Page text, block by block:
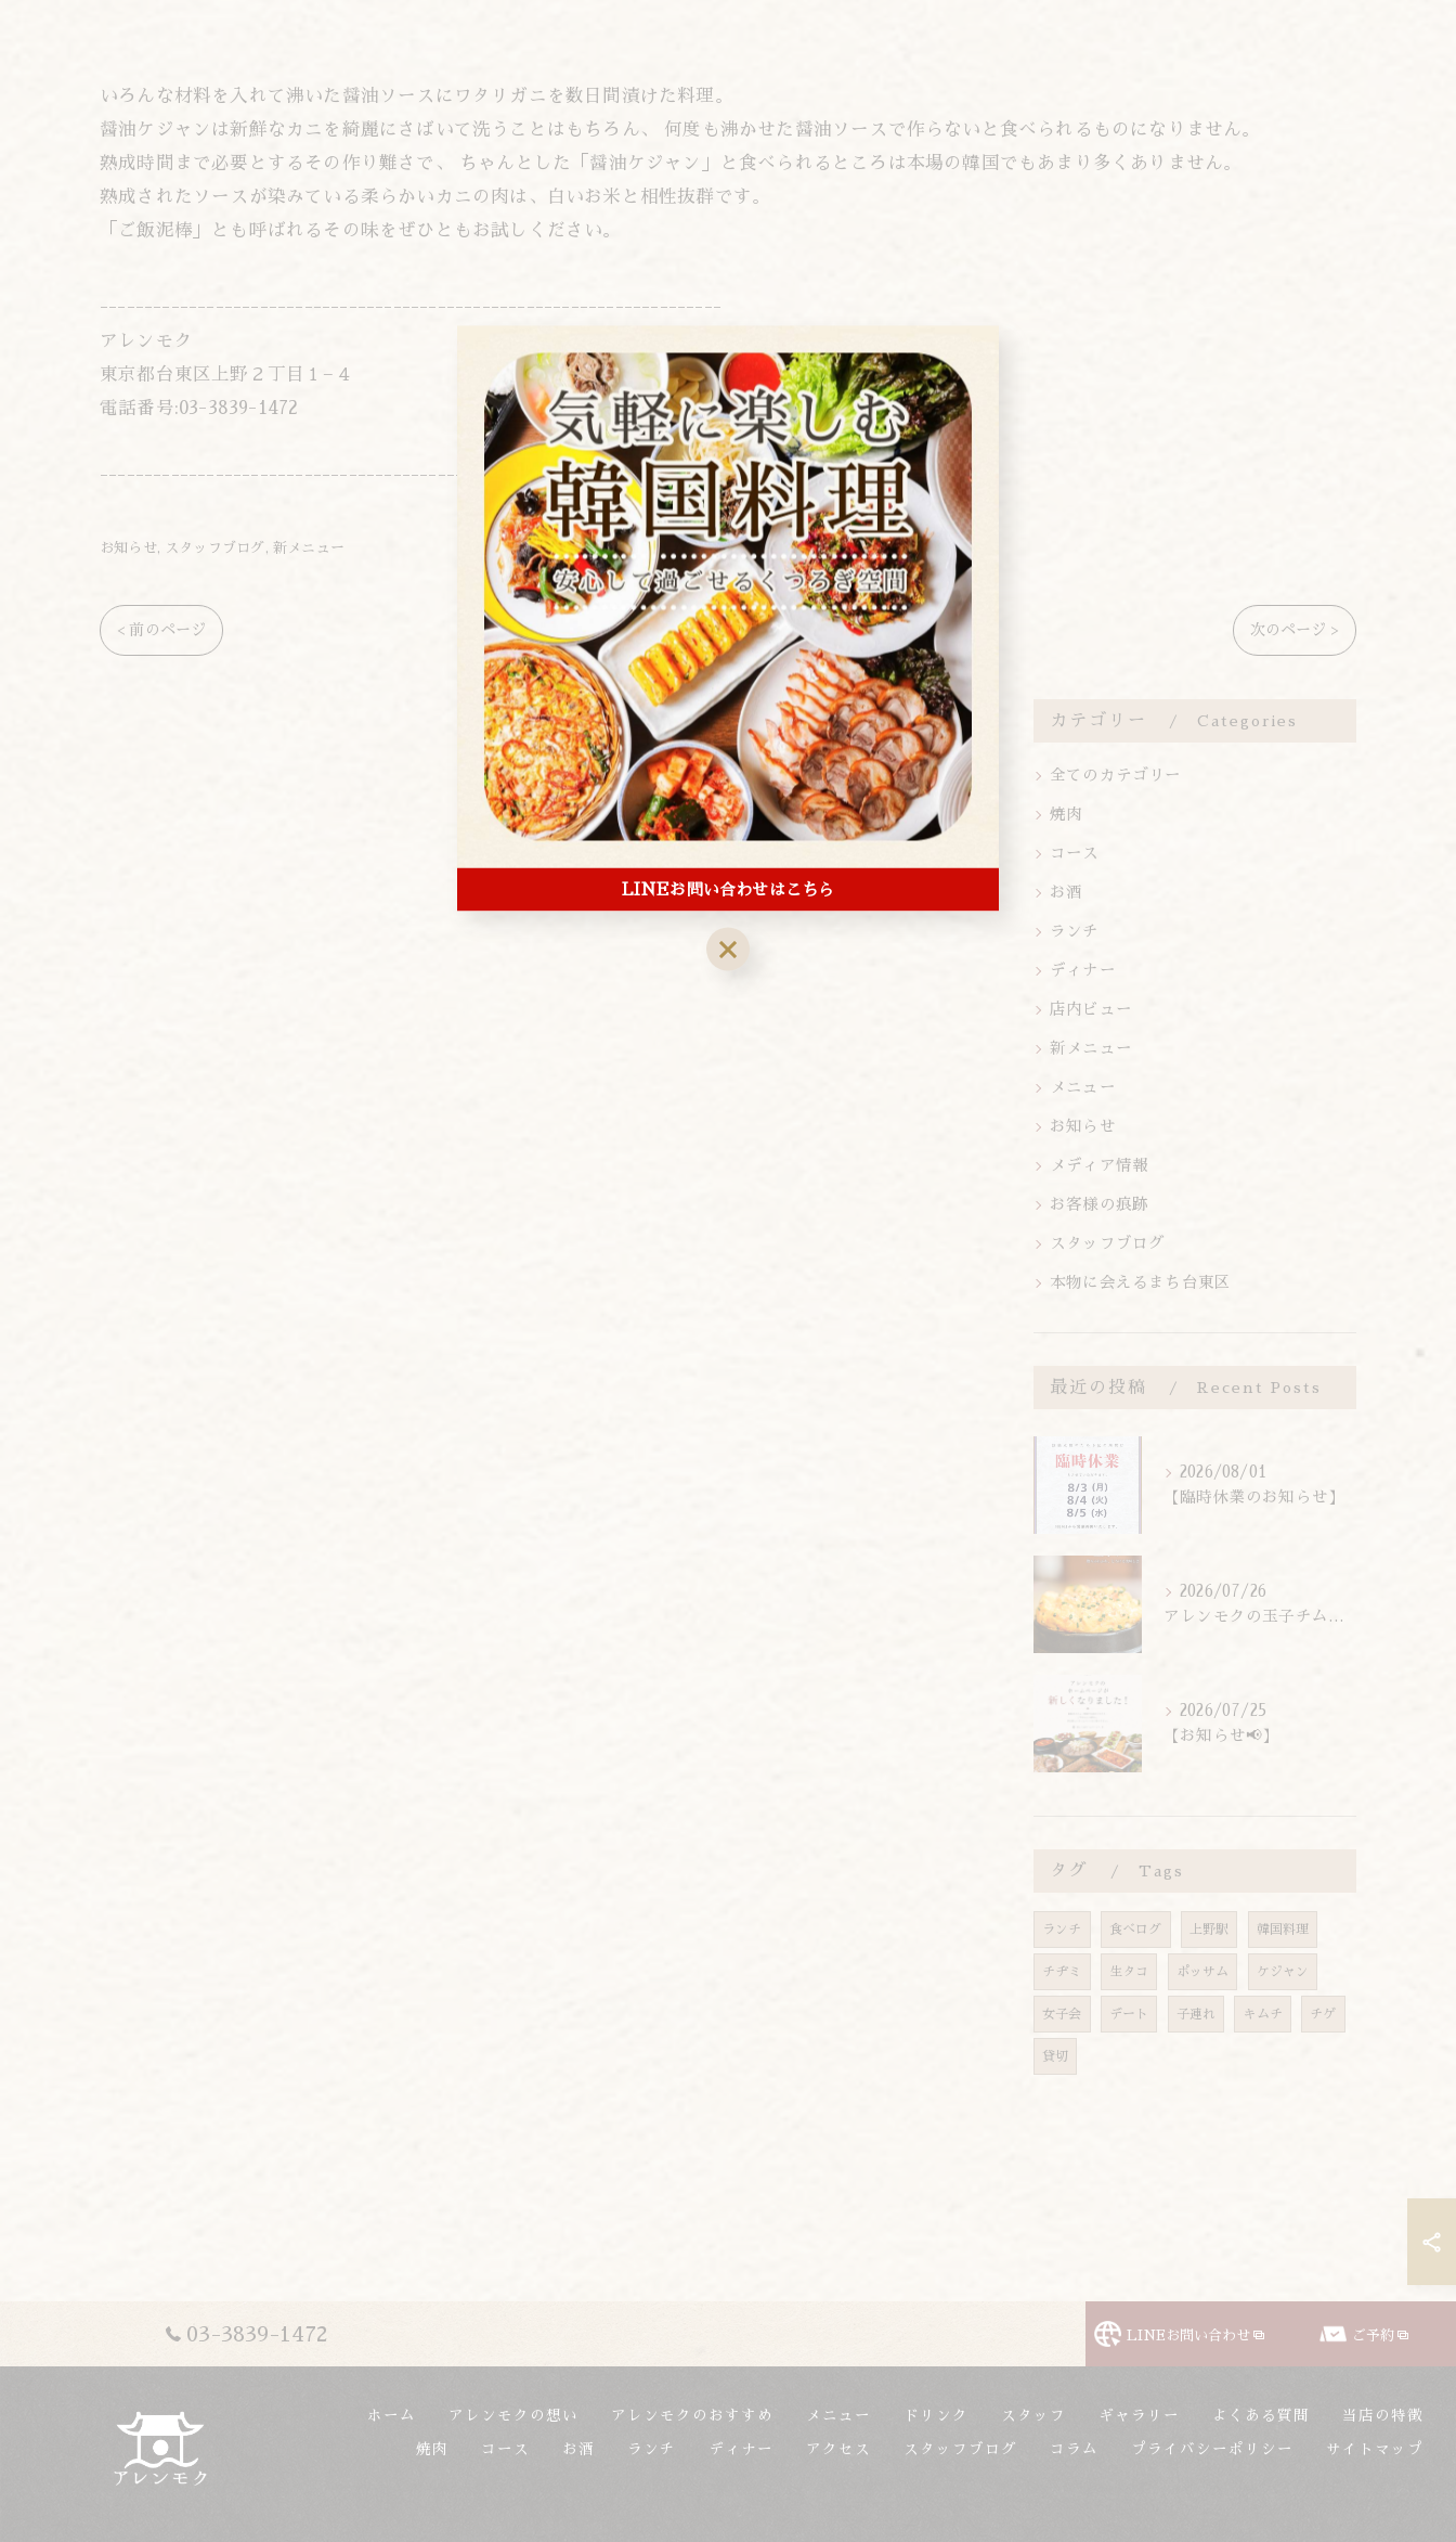
いろんな材料を入れて沸いた醤油ソースにワタリガニを数日間漬けた料理。
醤油ケジャンは新鮮なカニを綺麗にさばいて洗うことはもちろん、 何度も沸かせた醤油ソースで作らないと食べられるものになりません。
熟成時間まで必要とするその作り難さで、 ちゃんとした「醤油ケジャン」と食べられるところは本場の韓国でもあまり多くありません。
熟成されたソースが染みている柔らかいカニの肉は、白いお米と相性抜群です。
「ご飯泥棒」とも呼ばれるその味をぜひともお試しください。
----------------------------------------------------------------------
アレンモク
東京都台東区上野２丁目１−４
電話番号:03-3839-1472
----------------------------------------------------------------------
お知らせ スタッフブログ 新メニュー
< 前のページ 一覧に戻る 次のページ >
カテゴリー Categories
全てのカテゴリー
焼肉
コース
お酒
ランチ
ディナー
店内ビュー
新メニュー
メニュー
お知らせ
メディア情報
お客様の痕跡
スタッフブログ
本物に会えるまち台東区
最近の投稿 Recent Posts
2026/08/01
【臨時休業のお知らせ】
2026/07/26
アレンモクの玉子チムは、玉子を惜しまず6個分使用しています！
2026/07/25
【お知らせ📢】
タグ Tags
ランチ 食べログ 上野駅 韓国料理
チヂミ 生タコ ポッサム ケジャン
女子会 デート 子連れ キムチ チゲ
貸切
03-3839-1472 LINEお問い合わせ ご予約
ホーム アレンモクの想い アレンモクのおすすめ メニュー ドリンク スタッフ ギャラリー よくある質問 当店の特徴
焼肉 コース お酒 ランチ ディナー アクセス スタッフブログ コラム プライバシーポリシー サイトマップ
LINEお問い合わせはこちら